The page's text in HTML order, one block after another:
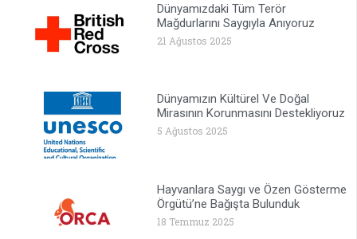
Dünyamızdaki Tüm Terör
Mağdurlarını Saygıyla Anıyoruz
21 Ağustos 2025
Dünyamızın Kültürel Ve Doğal
Mirasının Korunmasını Destekliyoruz
5 Ağustos 2025
Hayvanlara Saygı ve Özen Gösterme
Örgütü’ne Bağışta Bulunduk
18 Temmuz 2025